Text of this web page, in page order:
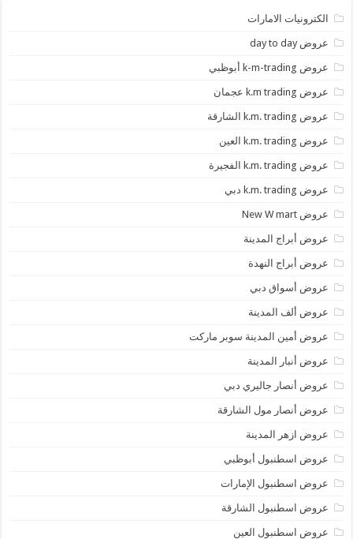
الكترونيات الامارات
عروض day to day
عروض k-m-trading أبوظبي
عروض k.m trading عجمان
عروض k.m. trading الشارقة
عروض k.m. trading العين
عروض k.m. trading الفجيرة
عروض k.m. trading دبي
عروض New W mart
عروض أبراج المدينة
عروض أبراج النهدة
عروض أسواق دبي
عروض ألف المدينة
عروض أمين المدينة سوبر ماركت
عروض أنبار المدينة
عروض أنصار جاليري دبي
عروض أنصار مول الشارقة
عروض ازهر المدينة
عروض اسطنبول أبوظبي
عروض اسطنبول الإمارات
عروض اسطنبول الشارقة
عروض اسطنبول العين